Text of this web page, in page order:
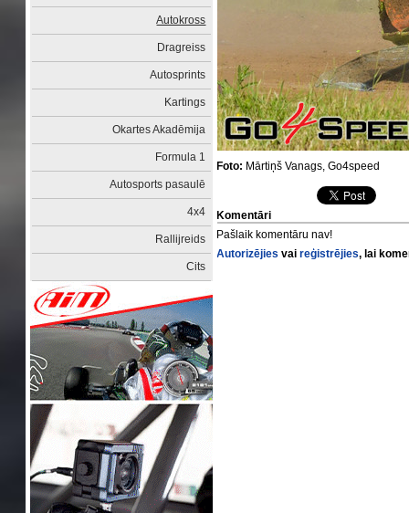
Autokross
Dragreiss
Autosprints
Kartings
Okartes Akadēmija
Formula 1
Autosports pasaulē
4x4
Rallijreids
Cits
Foto: Mārtiņš Vanags, Go4speed
Komentāri
Pašlaik komentāru nav!
Autorizējies vaireģistrējies, lai